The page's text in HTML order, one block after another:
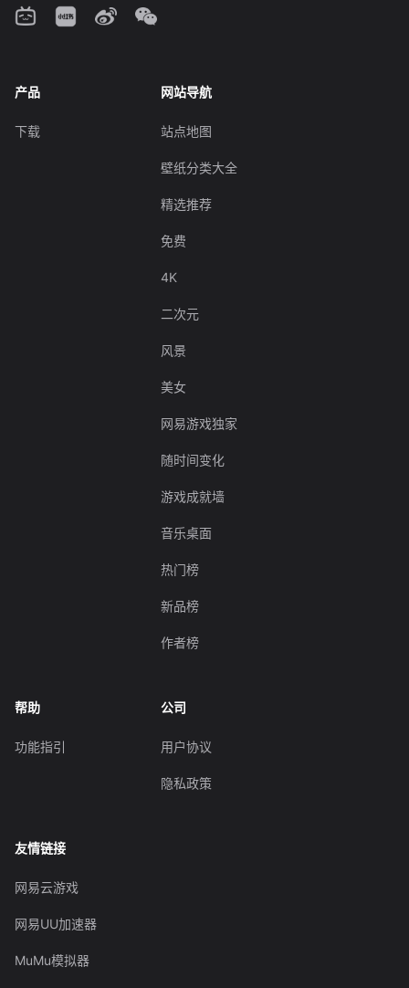
产品
下载
网站导航
站点地图
壁纸分类大全
精选推荐
免费
4K
二次元
风景
美女
网易游戏独家
随时间变化
游戏成就墙
音乐桌面
热门榜
新品榜
作者榜
帮助
功能指引
公司
用户协议
隐私政策
友情链接
网易云游戏
网易UU加速器
MuMu模拟器